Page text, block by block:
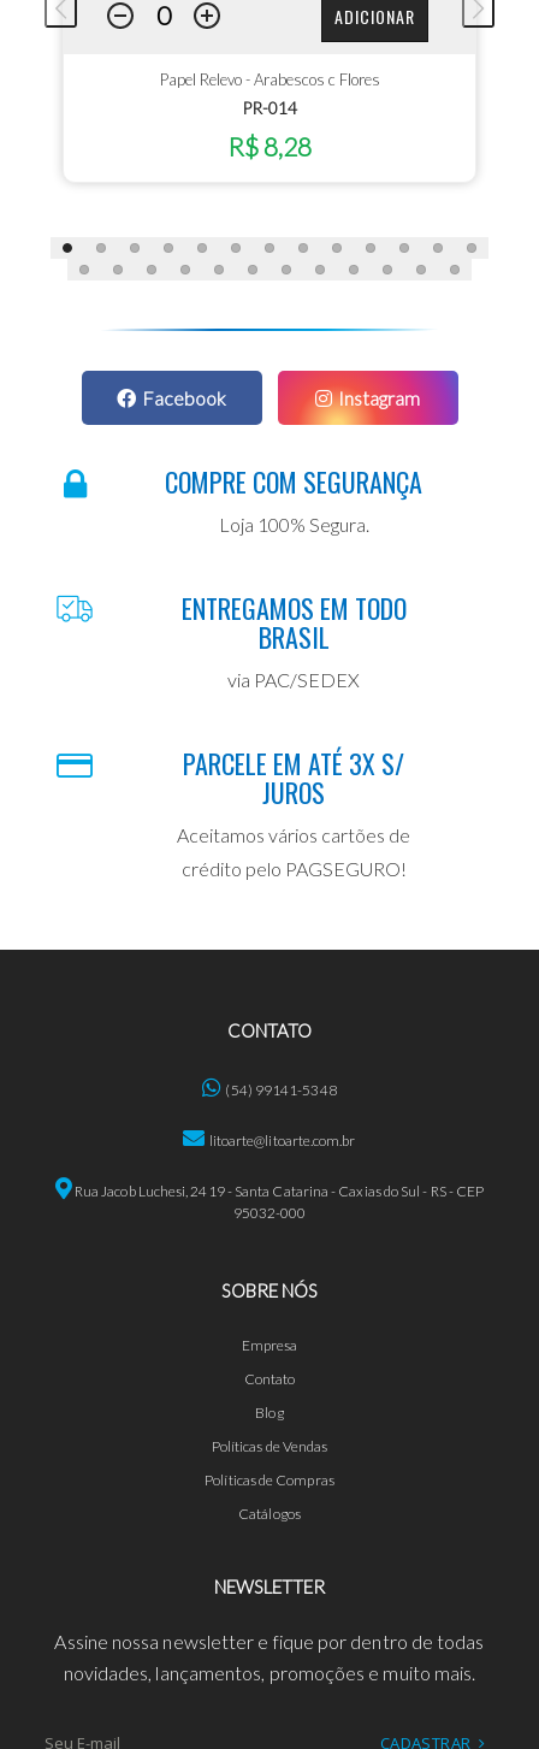
ADICIONAR
Papel Relevo - Arabescos c Flores
PR-014
R$ 8,28
Facebook Instagram
COMPRE COM SEGURANÇA
Loja 100% Segura.
ENTREGAMOS EM TODO
BRASIL
via PAC/SEDEX
PARCELE EM ATÉ 3X S/
JUROS
Aceitamos vários cartões de
crédito pelo PAGSEGURO!
CONTATO
(54) 99141-5348
litoarte@litoarte.com.br
Rua Jacob Luchesi, 2419 - Santa Catarina - Caxias do Sul - RS - CEP
95032-000
SOBRE NÓS
Empresa
Contato
Blog
Políticas de Vendas
Políticas de Compras
Catálogos
NEWSLETTER
Assine nossa newsletter e fique por dentro de todas
novidades, lançamentos, promoções e muito mais.
CADASTRAR